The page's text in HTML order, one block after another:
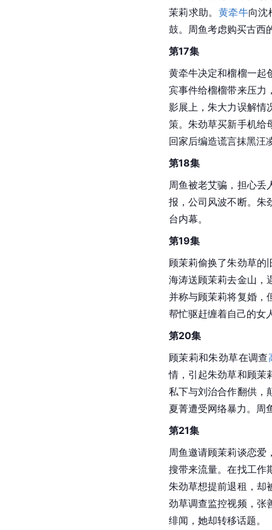
亚视频，决定干涉。高
第15集
中秋节当天，新产品上
榴榴在酒吧遇到汪凌霄
名短信，前往金山，朱
此有所触动。朱劲草
份，未果，微妙关系渐
第16集
朱劲草一家聚餐时想询
凌霄练飞盘时得知沈榴
榴榴，但未有结果。顾
茉莉求助。
黄牵牛决定和榴榴一起
宾事件给榴榴带来压力
影展上，朱大力误解情
回家后编造谎言抹黑汪
第18集
周鱼被老艾骗，担心丢
报，公司风波不断。朱
顾茉莉偷换了朱劲草的
海涛送顾茉莉去金山，
并称与顾茉莉将复婚，
帮忙驱赶缠着自己的女